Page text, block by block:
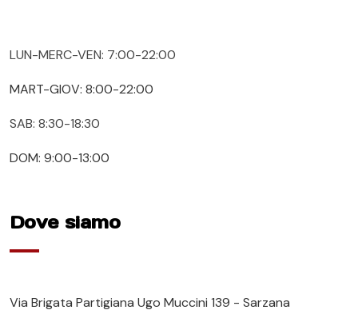
LUN-MERC-VEN: 7:00-22:00
MART-GIOV: 8:00-22:00
SAB: 8:30-18:30
DOM: 9:00-13:00
Dove siamo
Via Brigata Partigiana Ugo Muccini 139 - Sarzana